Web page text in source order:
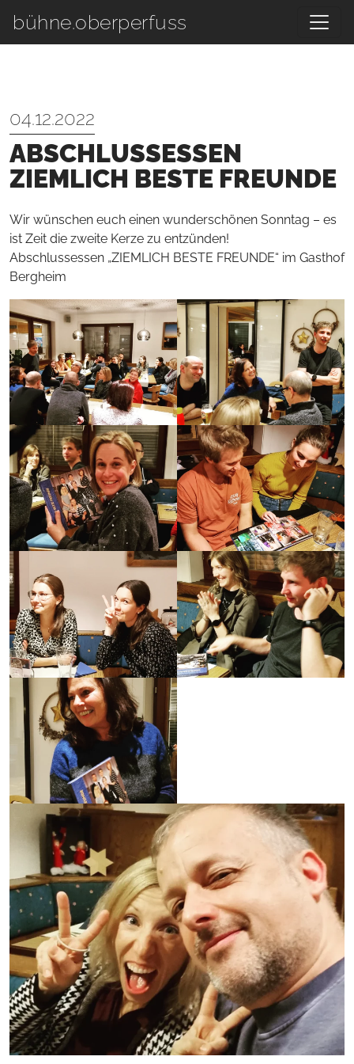
bühne.oberperfuss
04.12.2022
ABSCHLUSSESSEN
ZIEMLICH BESTE FREUNDE
Wir wünschen euch einen wunderschönen Sonntag – es
ist Zeit die zweite Kerze zu entzünden!
Abschlussessen „ZIEMLICH BESTE FREUNDE“ im Gasthof
Bergheim